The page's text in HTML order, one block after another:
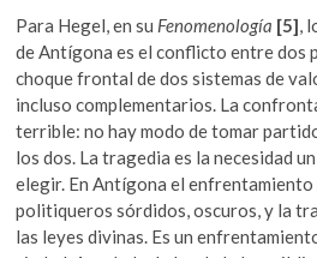
Para Hegel, en su Fenomenología [5],
de Antígona es el conflicto entre dos
choque frontal de dos sistemas de
incluso complementarios. La
terrible: no hay modo de tomar
los dos. La tragedia es la necesidad
elegir. En Antígona el enfrentamiento
politiqueros sórdidos, oscuros, y la
las leyes divinas. Es un